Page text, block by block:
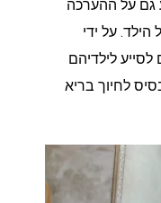
גם על ההערכה
על ידי
לסייע לילדיהם
לחיוך בריא